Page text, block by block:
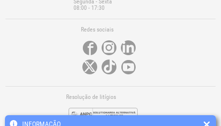
Segunda - Sexta
08:00 - 17:30
Redes sociais
Resolução de litígios
INFORMAÇÃO